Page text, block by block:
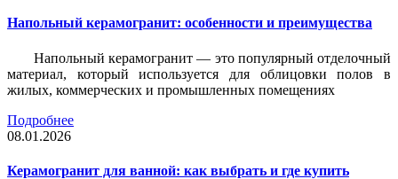
Напольный керамогранит: особенности и преимущества
Напольный керамогранит — это популярный отделочный
материал, который используется для облицовки полов в
жилых, коммерческих и промышленных помещениях
Подробнее
08.01.2026
Керамогранит для ванной: как выбрать и где купить